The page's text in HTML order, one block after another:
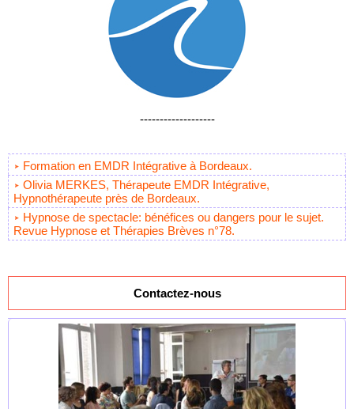
-------------------
Formation en EMDR Intégrative à Bordeaux.
Olivia MERKES, Thérapeute EMDR Intégrative,
Hypnothérapeute près de Bordeaux.
Hypnose de spectacle: bénéfices ou dangers pour le sujet.
Revue Hypnose et Thérapies Brèves n°78.
Contactez-nous